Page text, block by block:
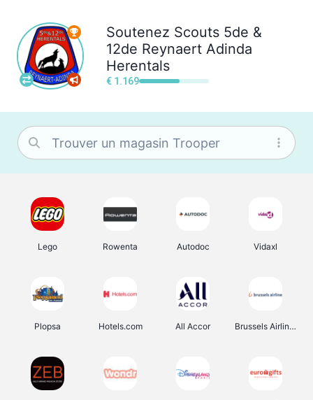
Soutenez Scouts 5de &
12de Reynaert Adinda
Herentals
€ 1.169
Lego Rowenta Autodoc Vidaxl
Plopsa Hotels.com All Accor Brussels Airlines